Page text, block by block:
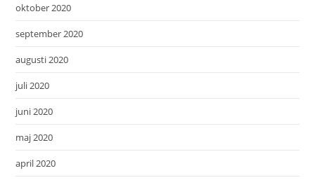
oktober 2020
september 2020
augusti 2020
juli 2020
juni 2020
maj 2020
april 2020